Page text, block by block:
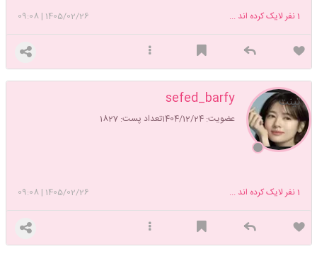
1405/02/26
|
09:08 1نفر لایک کرده اند ...
sefed_barfy
عضویت: 1404/12/24 تعداد پست: 1827
تینت
1405/02/26
|
09:08 1نفر لایک کرده اند ...